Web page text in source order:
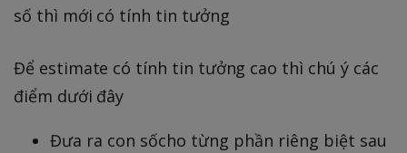
số thì mới có tính tin tưởng
Để estimate có tính tin tưởng cao thì chú ý các
điểm dưới đây
Đưa ra con sốcho từng phần riêng biệt sau